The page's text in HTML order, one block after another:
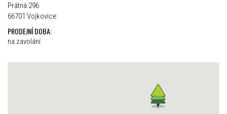
Prátná 296
66701 Vojkovice
PRODEJNÍ DOBA:
na zavolání